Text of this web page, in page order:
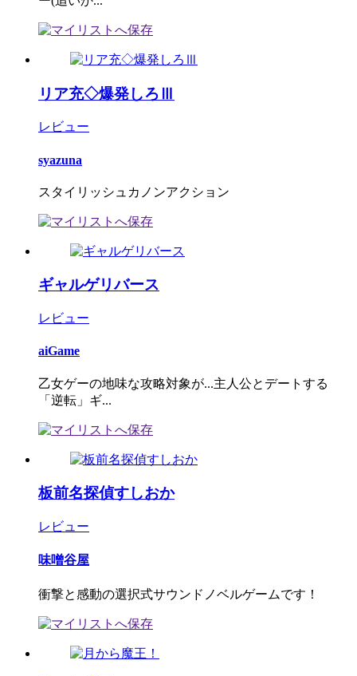
リア充◇爆発しろⅢ
レビュー
syazuna
スタイリッシュカノンアクション
ギャルゲリバース
レビュー
aiGame
乙女ゲーの地味な攻略対象が...主人公とデートする
「逆転」ギ...
板前名探偵すしおか
レビュー
味噌谷屋
衝撃と感動の選択式サウンドノベルゲームです！